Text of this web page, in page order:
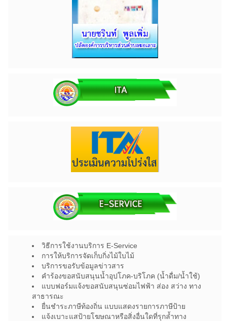
วิธีการใช้งานบริการ E-Service
การให้บริการจัดเก็บกิ่งไม้ใบไม้
บริการขอรับข้อมูลข่าวสาร
คำร้องขอสนับสนุนน้ำอุปโภค-บริโภค (น้ำดื่ม/น้ำใช้)
แบบฟอร์มแจ้งขอสนับสนุนซ่อมไฟฟ้า ส่อง สว่าง ทาง
สาธารณะ
ยื่นชำระภาษีท้องถิ่น แบบแสดงรายการภาษีป้าย
แจ้งเบาะแสป้ายโฆษณาหรือสิ่งอื่นใดที่รุกล้ำทาง